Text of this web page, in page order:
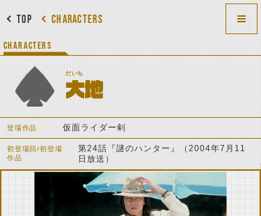
CHARACTERS
TOP
CHARACTERS
だいち
大地
登場作品 仮面ライダー剣
初登場回/初登場
作品
第24話『謎のハンター』（2004年7月11
日放送）